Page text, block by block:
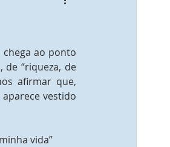
chega ao ponto
“riqueza, de
afirmar que,
vestido
vida”